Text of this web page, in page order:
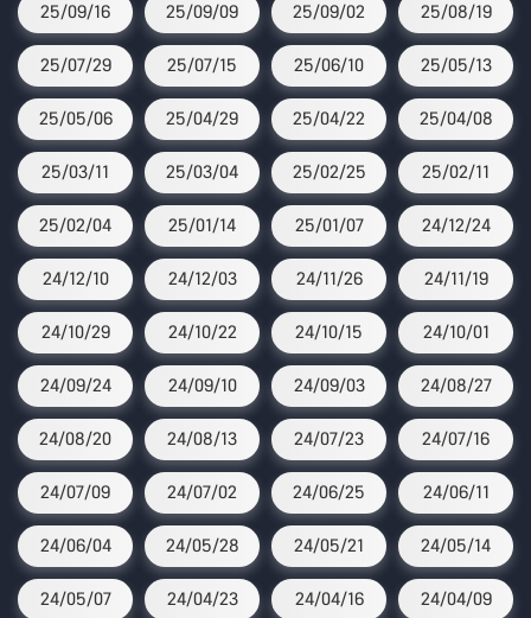
25/09/16 25/09/09 25/09/02 25/08/19
25/07/29 25/07/15 25/06/10 25/05/13
25/05/06 25/04/29 25/04/22 25/04/08
25/03/11 25/03/04 25/02/25 25/02/11
25/02/04 25/01/14 25/01/07 24/12/24
24/12/10 24/12/03 24/11/26 24/11/19
24/10/29 24/10/22 24/10/15 24/10/01
24/09/24 24/09/10 24/09/03 24/08/27
24/08/20 24/08/13 24/07/23 24/07/16
24/07/09 24/07/02 24/06/25 24/06/11
24/06/04 24/05/28 24/05/21 24/05/14
24/05/07 24/04/23 24/04/16 24/04/09